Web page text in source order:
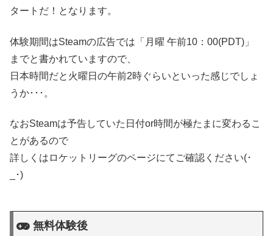
タートだ！となります。
体験期間はSteamの広告では「月曜 午前10：00(PDT)」
までと書かれていますので、
日本時間だと火曜日の午前2時ぐらいといった感じでしょ
うか･･･。
なおSteamは予告していた日付or時間が極たまに変わるこ
とがあるので
詳しくはロケットリーグのページにてご確認ください(･
_･)
無料体験後